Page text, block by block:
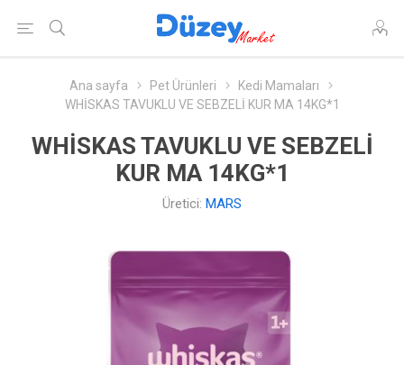
Ana sayfa Pet Ürünleri
Kedi Mamaları
WHİSKAS TAVUKLU VE SEBZELİ KUR MA 14KG*1
WHİSKAS TAVUKLU VE SEBZELİ
KUR MA 14KG*1
Üretici: MARS